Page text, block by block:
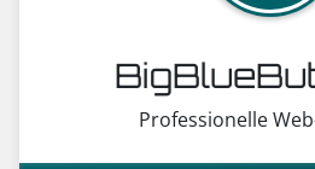
Professionelle